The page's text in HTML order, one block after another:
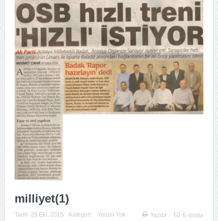
milliyet(1)
Tarih: 29 Eki, 2015 Kategori: Yorum Yok Yazdır E-posta